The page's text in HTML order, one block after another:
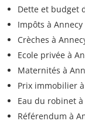
Dette et budget
Impôts à Annecy
Crèches à
Ecole privée à
Maternités à
Prix immobilier
Eau du robinet
Référendum à